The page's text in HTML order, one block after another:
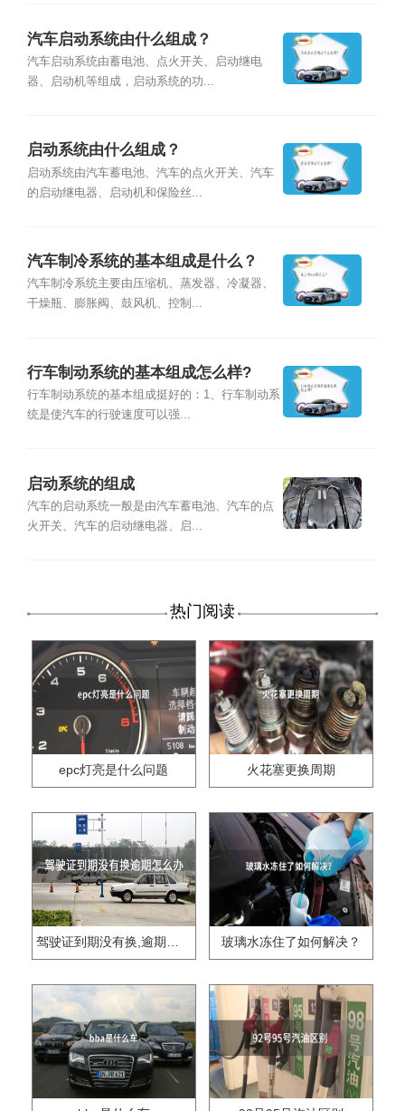
汽车启动系统由什么组成？
汽车启动系统由蓄电池、点火开关、启动继电
器、启动机等组成，启动系统的功...
启动系统由什么组成？
启动系统由汽车蓄电池、汽车的点火开关、汽车
的启动继电器、启动机和保险丝...
汽车制冷系统的基本组成是什么？
汽车制冷系统主要由压缩机、蒸发器、冷凝器、
干燥瓶、膨胀阀、鼓风机、控制...
行车制动系统的基本组成怎么样?
行车制动系统的基本组成挺好的：1、行车制动系
统是使汽车的行驶速度可以强...
启动系统的组成
汽车的启动系统一般是由汽车蓄电池、汽车的点
火开关、汽车的启动继电器、启...
热门阅读
epc灯亮是什么问题 火花塞更换周期
驾驶证到期没有换,逾期怎么办?? 玻璃水冻住了如何解决？